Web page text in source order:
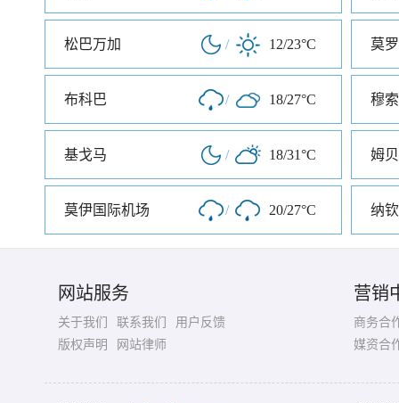
松巴万加 / 12/23°C 莫
布科巴 / 18/27°C 穆
基戈马 / 18/31°C 姆
莫伊国际机场 / 20/27°C 纳
网站服务
关于我们 联系我们
用户反馈
版权声明
网站律师
营销
商务合
媒资合